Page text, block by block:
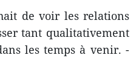
de voir les relations
tant qualitativement
les temps à venir. -